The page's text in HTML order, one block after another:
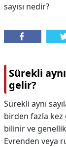
sayısı nedir?
Sürekli
gelir?
Sürekli aynı
birden fazla kez
bilinir ve
Evrenden veya